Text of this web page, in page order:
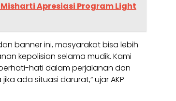
Apresiasi Program Light
banner ini, masyarakat bisa lebih
kepolisian selama mudik. Kami
hati dalam perjalanan dan
ada situasi darurat,” ujar AKP